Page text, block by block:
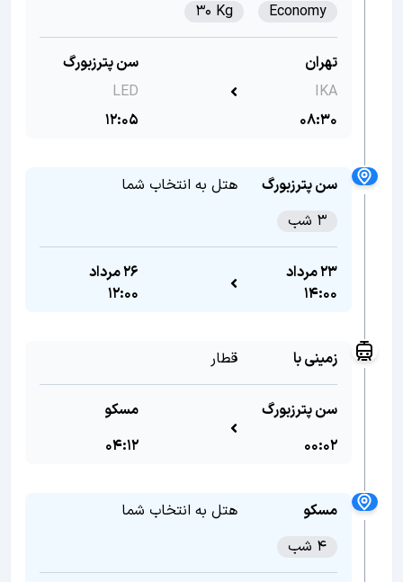
Economy
30 Kg
تهران
IKA
08:30
سن پترزبورگ
LED
12:05
سن پترزبورگ
هتل به انتخاب شما
3 شب
23 مرداد
14:00
26 مرداد
12:00
زمینی با قطار
سن پترزبورگ
00:02
مسکو
04:12
مسکو
هتل به انتخاب شما
4 شب